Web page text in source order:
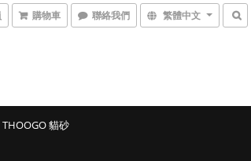
購物車 聯絡我們 繁體中文
貓砂